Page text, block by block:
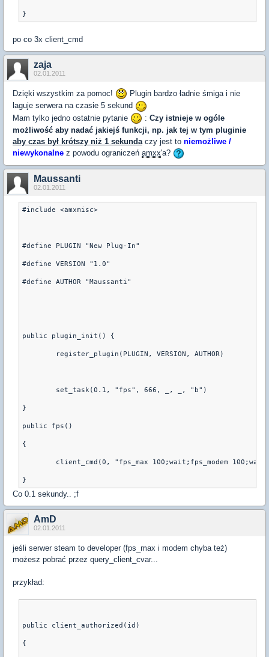
po co 3x client_cmd
zaja
02.01.2011
Dzięki wszystkim za pomoc!
Plugin bardzo ładnie śmiga i nie
laguje serwera na czasie 5 sekund
Mam tylko jedno ostatnie pytanie
: Czy istnieje w ogóle
możliwość aby nadać jakiejś funkcji, np. jak tej w tym pluginie
aby czas był krótszy niż 1 sekundaczy jest to niemożliwe /
niewykonalne z powodu ograniczeń amxx'a?
Maussanti
02.01.2011
#include <amxmisc>
#define PLUGIN "New Plug-In"
#define VERSION "1.0"
#define AUTHOR "Maussanti"
public plugin_init() {
        register_plugin(PLUGIN, VERSION, AUTHOR)
        set_task(0.1, "fps", 666, _, _, "b")
}
public fps()
{
client_cmd(0, "fps_max 100;wait;fps_modem
Co 0.1 sekundy.. ;f
AmD
02.01.2011
jeśli serwer steam to developer (fps_max i modem chyba też)
możesz pobrać przez query_client_cvar...
przykład:
public client_authorized(id)
{